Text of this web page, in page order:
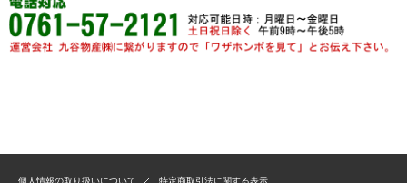
個人情報の取り扱いについて 特定商取引法に関する表示